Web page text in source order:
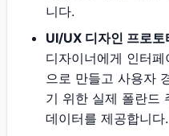
니다.
UI/UX 디자인 프로토
디자이너에게 인터
으로 만들고 사용자
기 위한 실제 폴란드
데이터를 제공합니다.